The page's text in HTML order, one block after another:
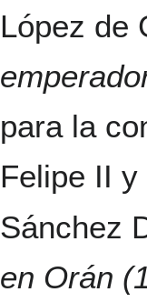
López de
para la
Felipe II
Sánchez
en Orán